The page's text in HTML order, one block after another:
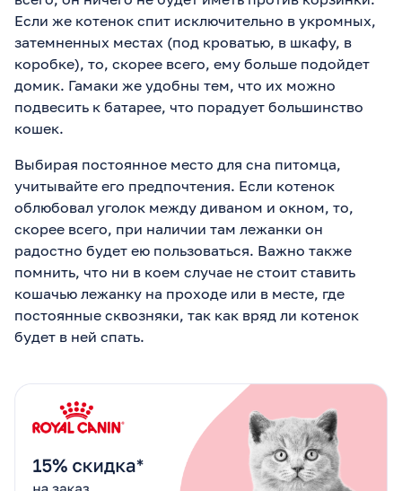
Если же котенок спит исключительно в укромных,
затемненных местах (под кроватью, в шкафу, в
коробке), то, скорее всего, ему больше подойдет
домик. Гамаки же удобны тем, что их можно
подвесить к батарее, что порадует большинство
кошек.
Выбирая постоянное место для сна питомца,
учитывайте его предпочтения. Если котенок
облюбовал уголок между диваном и окном, то,
скорее всего, при наличии там лежанки он
радостно будет ею пользоваться. Важно также
помнить, что ни в коем случае не стоит ставить
кошачью лежанку на проходе или в месте, где
постоянные сквозняки, так как вряд ли котенок
будет в ней спать.